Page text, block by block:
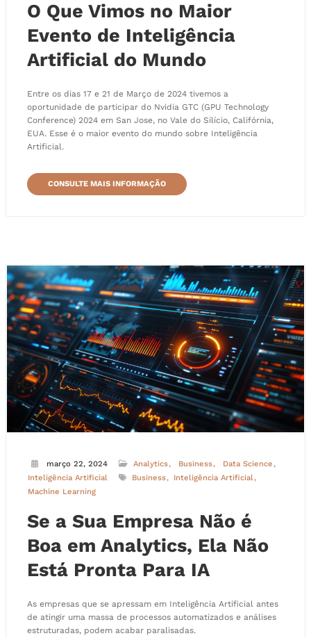
O Que Vimos no Maior
Evento de Inteligência
Artificial do Mundo
Entre os dias 17 e 21 de Março de 2024 tivemos a
oportunidade de participar do Nvidia GTC (GPU Technology
Conference) 2024 em San Jose, no Vale do Silício, Califórnia,
EUA. Esse é o maior evento do mundo sobre Inteligência
Artificial.
CONSULTE MAIS INFORMAÇÃO
março 22, 2024 Analytics Business
Data Science
Inteligência Artificial
Business
Inteligência Artificial
Machine Learning
Se a Sua Empresa Não é
Boa em Analytics, Ela Não
Está Pronta Para IA
As empresas que se apressam em Inteligência Artificial antes
de atingir uma massa de processos automatizados e análises
estruturadas, podem acabar paralisadas.